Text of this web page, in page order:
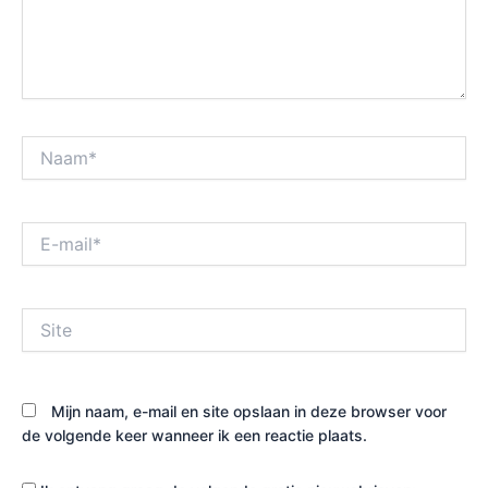
mail*
Mijn naam, e-mail en site opslaan in deze browser voor
de volgende keer wanneer ik een reactie plaats.